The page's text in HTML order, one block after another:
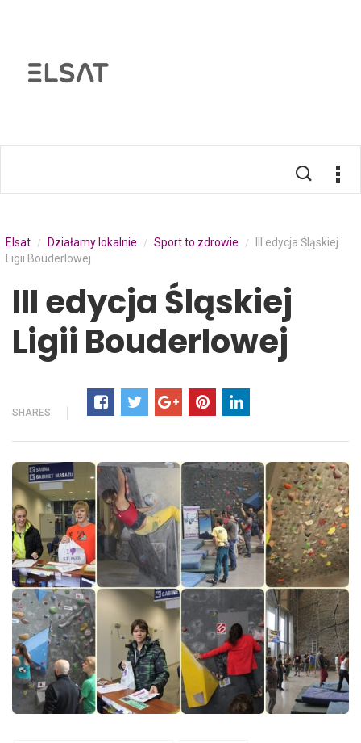
Elsat / Działamy lokalnie / Sport to zdrowie /
III edycja Śląskiej
Ligii Bouderlowej
III edycja Śląskiej
Ligii Bouderlowej
SHARES